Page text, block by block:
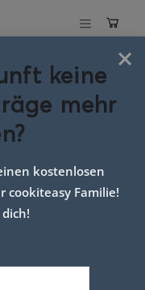
essen
×
keine
mehr
kostenlosen
cookiteasy Familie!